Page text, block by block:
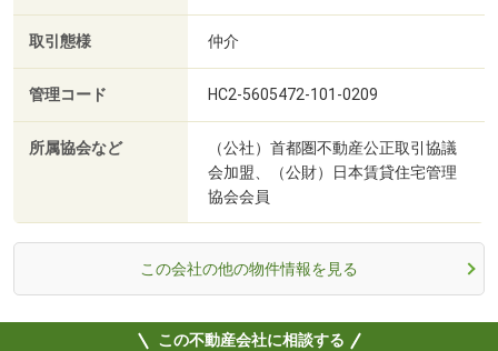
取引態様 仲介
管理コード HC2-5605472-101-0209
所属協会など
（公社）首都圏不動産公正取引協議
会加盟、（公財）日本賃貸住宅管理
協会会員
この会社の他の物件情報を見る
この不動産会社に相談する